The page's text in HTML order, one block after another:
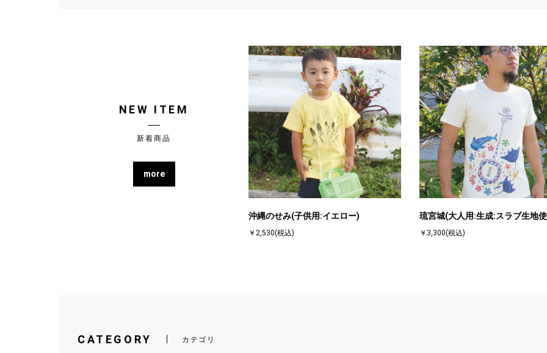
NEW ITEM
新着商品
more
沖縄のせみ(子供用:イエロー)
￥2,530(税込)
琉宮城(大人用:生成:スラブ生地
￥3,300(税込)
CATEGORY カテゴリ